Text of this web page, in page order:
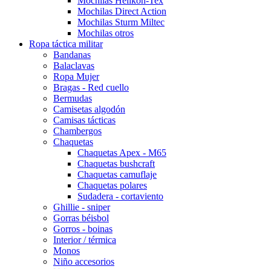
Mochilas Direct Action
Mochilas Sturm Miltec
Mochilas otros
Ropa táctica militar
Bandanas
Balaclavas
Ropa Mujer
Bragas - Red cuello
Bermudas
Camisetas algodón
Camisas tácticas
Chambergos
Chaquetas
Chaquetas Apex - M65
Chaquetas bushcraft
Chaquetas camuflaje
Chaquetas polares
Sudadera - cortaviento
Ghillie - sniper
Gorras béisbol
Gorros - boinas
Interior / térmica
Monos
Niño accesorios